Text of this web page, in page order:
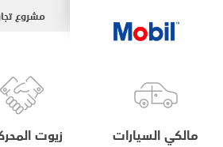
مشروع
زيوت مالكي السيارات